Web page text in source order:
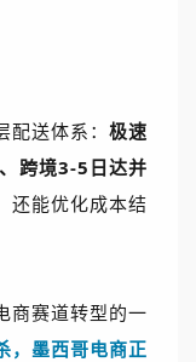
送体系： 极速
跨境3-5日达并
还能优化成本结
商赛道转型的一
，墨西哥电商正